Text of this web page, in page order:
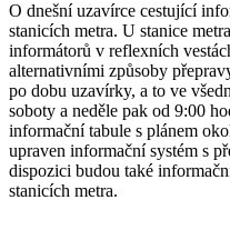
O dnešní uzavírce cestující
stanicích metra. U stanice
informátorů v reflexních
alternativními způsoby
po dobu uzavírky, a to ve
soboty a neděle pak od 9:00
informační tabule s plánem
upraven informační systém s
dispozici budou také
stanicích metra.